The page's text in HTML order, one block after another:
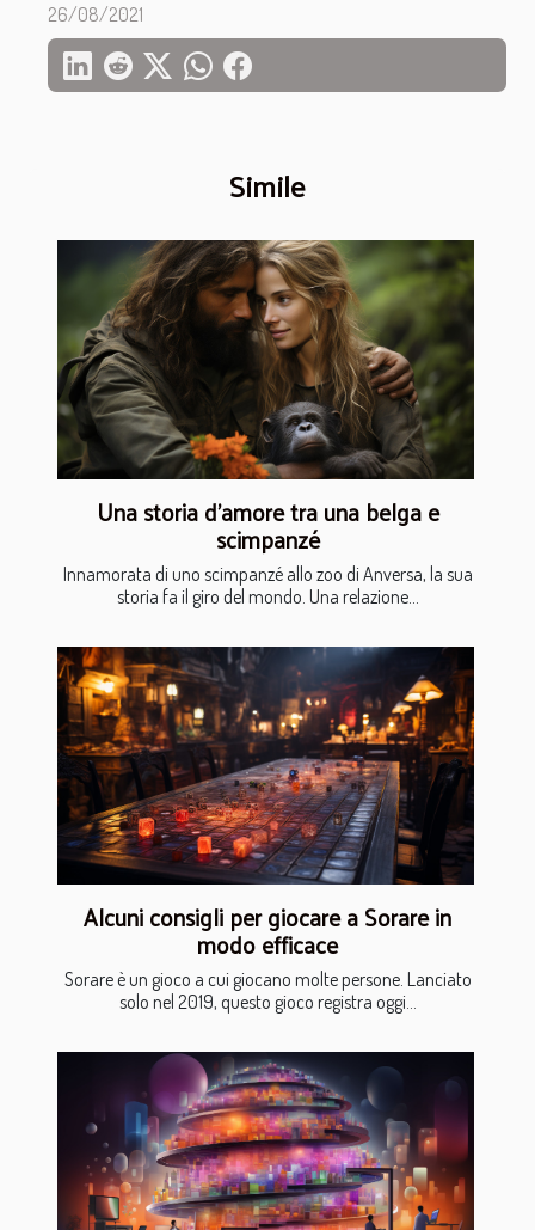
Simile
Una storia d’amore tra una belga e
scimpanzé
Innamorata di uno scimpanzé allo zoo di Anversa, la sua
storia fa il giro del mondo. Una relazione...
Alcuni consigli per giocare a Sorare in
modo efficace
Sorare è un gioco a cui giocano molte persone. Lanciato
solo nel 2019, questo gioco registra oggi...
26/08/2021